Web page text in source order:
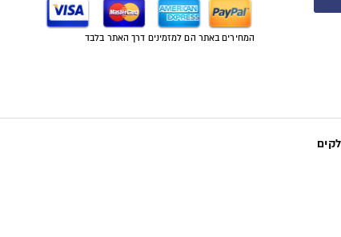
המחירים באתר הם למזמינים דרך האתר בלבד